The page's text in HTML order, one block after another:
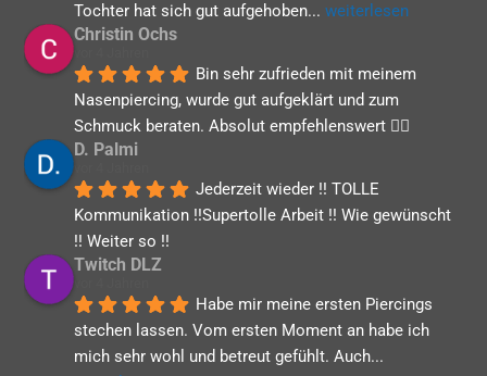
Tochter hat sich gut aufgehoben... weiterlesen
Christin Ochs
Bin sehr zufrieden mit meinem
Nasenpiercing, wurde gut aufgeklärt und zum
Schmuck beraten. Absolut empfehlenswert 👍🏻
D. Palmi
Jederzeit wieder !! TOLLE
Kommunikation !!Supertolle Arbeit !! Wie gewünscht
!! Weiter so !!
Twitch DLZ
Habe mir meine ersten Piercings
stechen lassen. Vom ersten Moment an habe ich
mich sehr wohl und betreut gefühlt. Auch